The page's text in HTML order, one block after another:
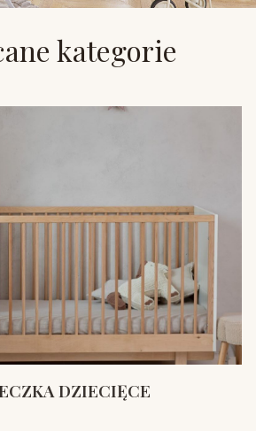
kategorie
DZIECIĘCE